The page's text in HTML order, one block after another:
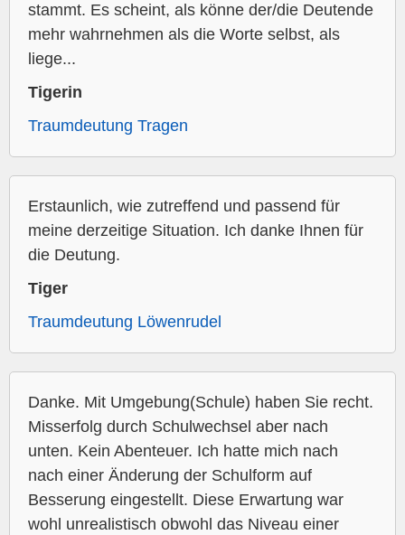
stammt. Es scheint, als könne der/die Deutende
mehr wahrnehmen als die Worte selbst, als
liege...
Tigerin
Traumdeutung Tragen
Erstaunlich, wie zutreffend und passend für
meine derzeitige Situation. Ich danke Ihnen für
die Deutung.
Tiger
Traumdeutung Löwenrudel
Danke. Mit Umgebung(Schule) haben Sie recht.
Misserfolg durch Schulwechsel aber nach
unten. Kein Abenteuer. Ich hatte mich nach
nach einer Änderung der Schulform auf
Besserung eingestellt. Diese Erwartung war
wohl unrealistisch obwohl das Niveau einer